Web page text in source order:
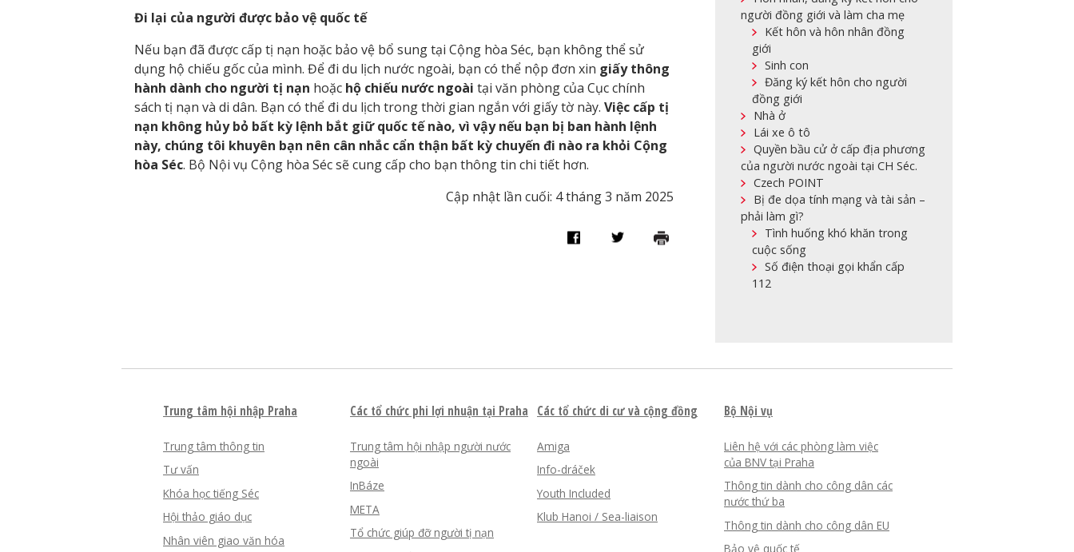
Đi lại của người được bảo vệ quốc tế
Nếu bạn đã được cấp tị nạn hoặc bảo vệ bổ sung tại Cộng hòa Séc, bạn không thể sử
dụng hộ chiếu gốc của mình. Để đi du lịch nước ngoài, bạn có thể nộp đơn xin giấy thông
hành dành cho người tị nạn hoặc hộ chiếu nước ngoài tại văn phòng của Cục chính
sách tị nạn và di dân. Bạn có thể đi du lịch trong thời gian ngắn với giấy tờ này. Việc cấp tị
nạn không hủy bỏ bất kỳ lệnh bắt giữ quốc tế nào, vì vậy nếu bạn bị ban hành lệnh
này, chúng tôi khuyên bạn nên cân nhắc cẩn thận bất kỳ chuyến đi nào ra khỏi Cộng
hòa Séc. Bộ Nội vụ Cộng hòa Séc sẽ cung cấp cho bạn thông tin chi tiết hơn.
Cập nhật lần cuối: 4 tháng 3 năm 2025
người đồng giới và làm cha mẹ
Kết hôn và hôn nhân đồng
giới
Sinh con
Đăng ký kết hôn cho người
đồng giới
Nhà ở
Lái xe ô tô
Quyền bầu cử ở cấp địa phương
của người nước ngoài tại CH Séc.
Czech POINT
Bị đe dọa tính mạng và tài sản –
phải làm gì?
Tình huống khó khăn trong
cuộc sống
Số điện thoại gọi khẩn cấp
112
Trung tâm hội nhập Praha
Trung tâm thông tin
Tư vấn
Khóa học tiếng Séc
Hội thảo giáo dục
Nhân viên giao văn hóa
Các tổ chức phi lợi nhuận tại Praha
Trung tâm hội nhập người nước
ngoài
InBáze
META
Tổ chức giúp đỡ người tị nạn
Các tổ chức di cư và cộng đồng
Amiga
Info-dráček
Youth Included
Klub Hanoi / Sea-liaison
Bộ Nội vụ
Liên hệ với các phòng làm việc
của BNV tại Praha
Thông tin dành cho công dân các
nước thứ ba
Thông tin dành cho công dân EU
Bảo vệ quốc tế